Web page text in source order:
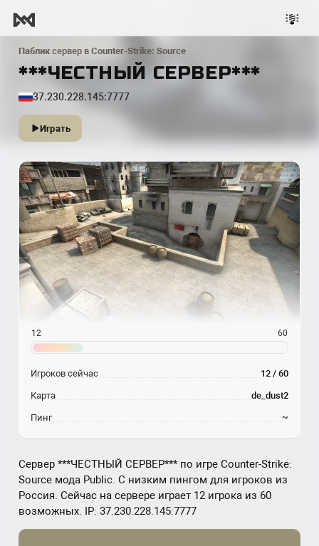
Паблик сервер в Counter-Strike: Source
***ЧЕСТНЫЙ СЕРВЕР***
37.230.228.145:7777
Играть
Сервер ***ЧЕСТНЫЙ СЕРВЕР*** по игре Counter-Strike:
Source мода Public. С низким пингом для игроков из
Россия. Сейчас на сервере играет 12 игрока из 60
возможных. IP: 37.230.228.145:7777
12 60
Игроков сейчас 12 / 60
Карта de_dust2
Пинг ~